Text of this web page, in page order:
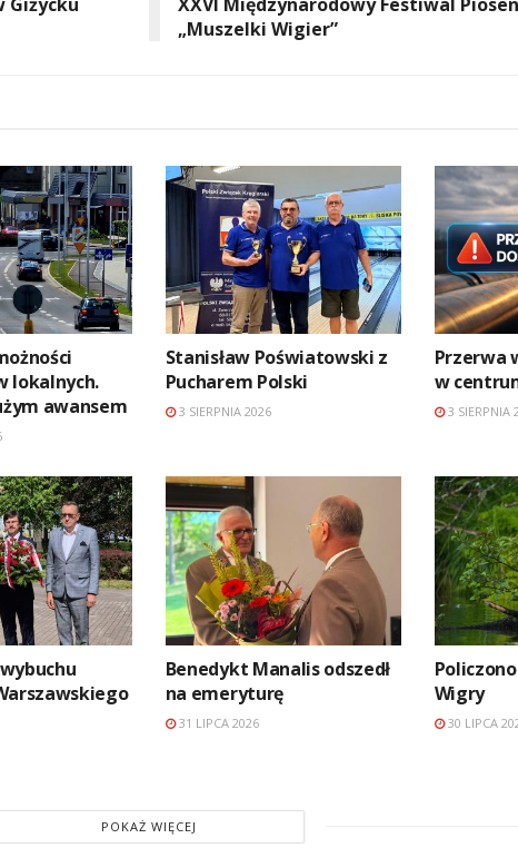
„Muszelki Wigier”
lokalnych.
awansem
Stanisław Poświatowski z
Pucharem Polski
3 SIERPNIA 2026
Przerwa
w
3 SIERPNIA
Benedykt Manalis odszedł
na emeryturę
31 LIPCA 2026
Wigry
30 LIPCA
POKAŻ WIĘCEJ